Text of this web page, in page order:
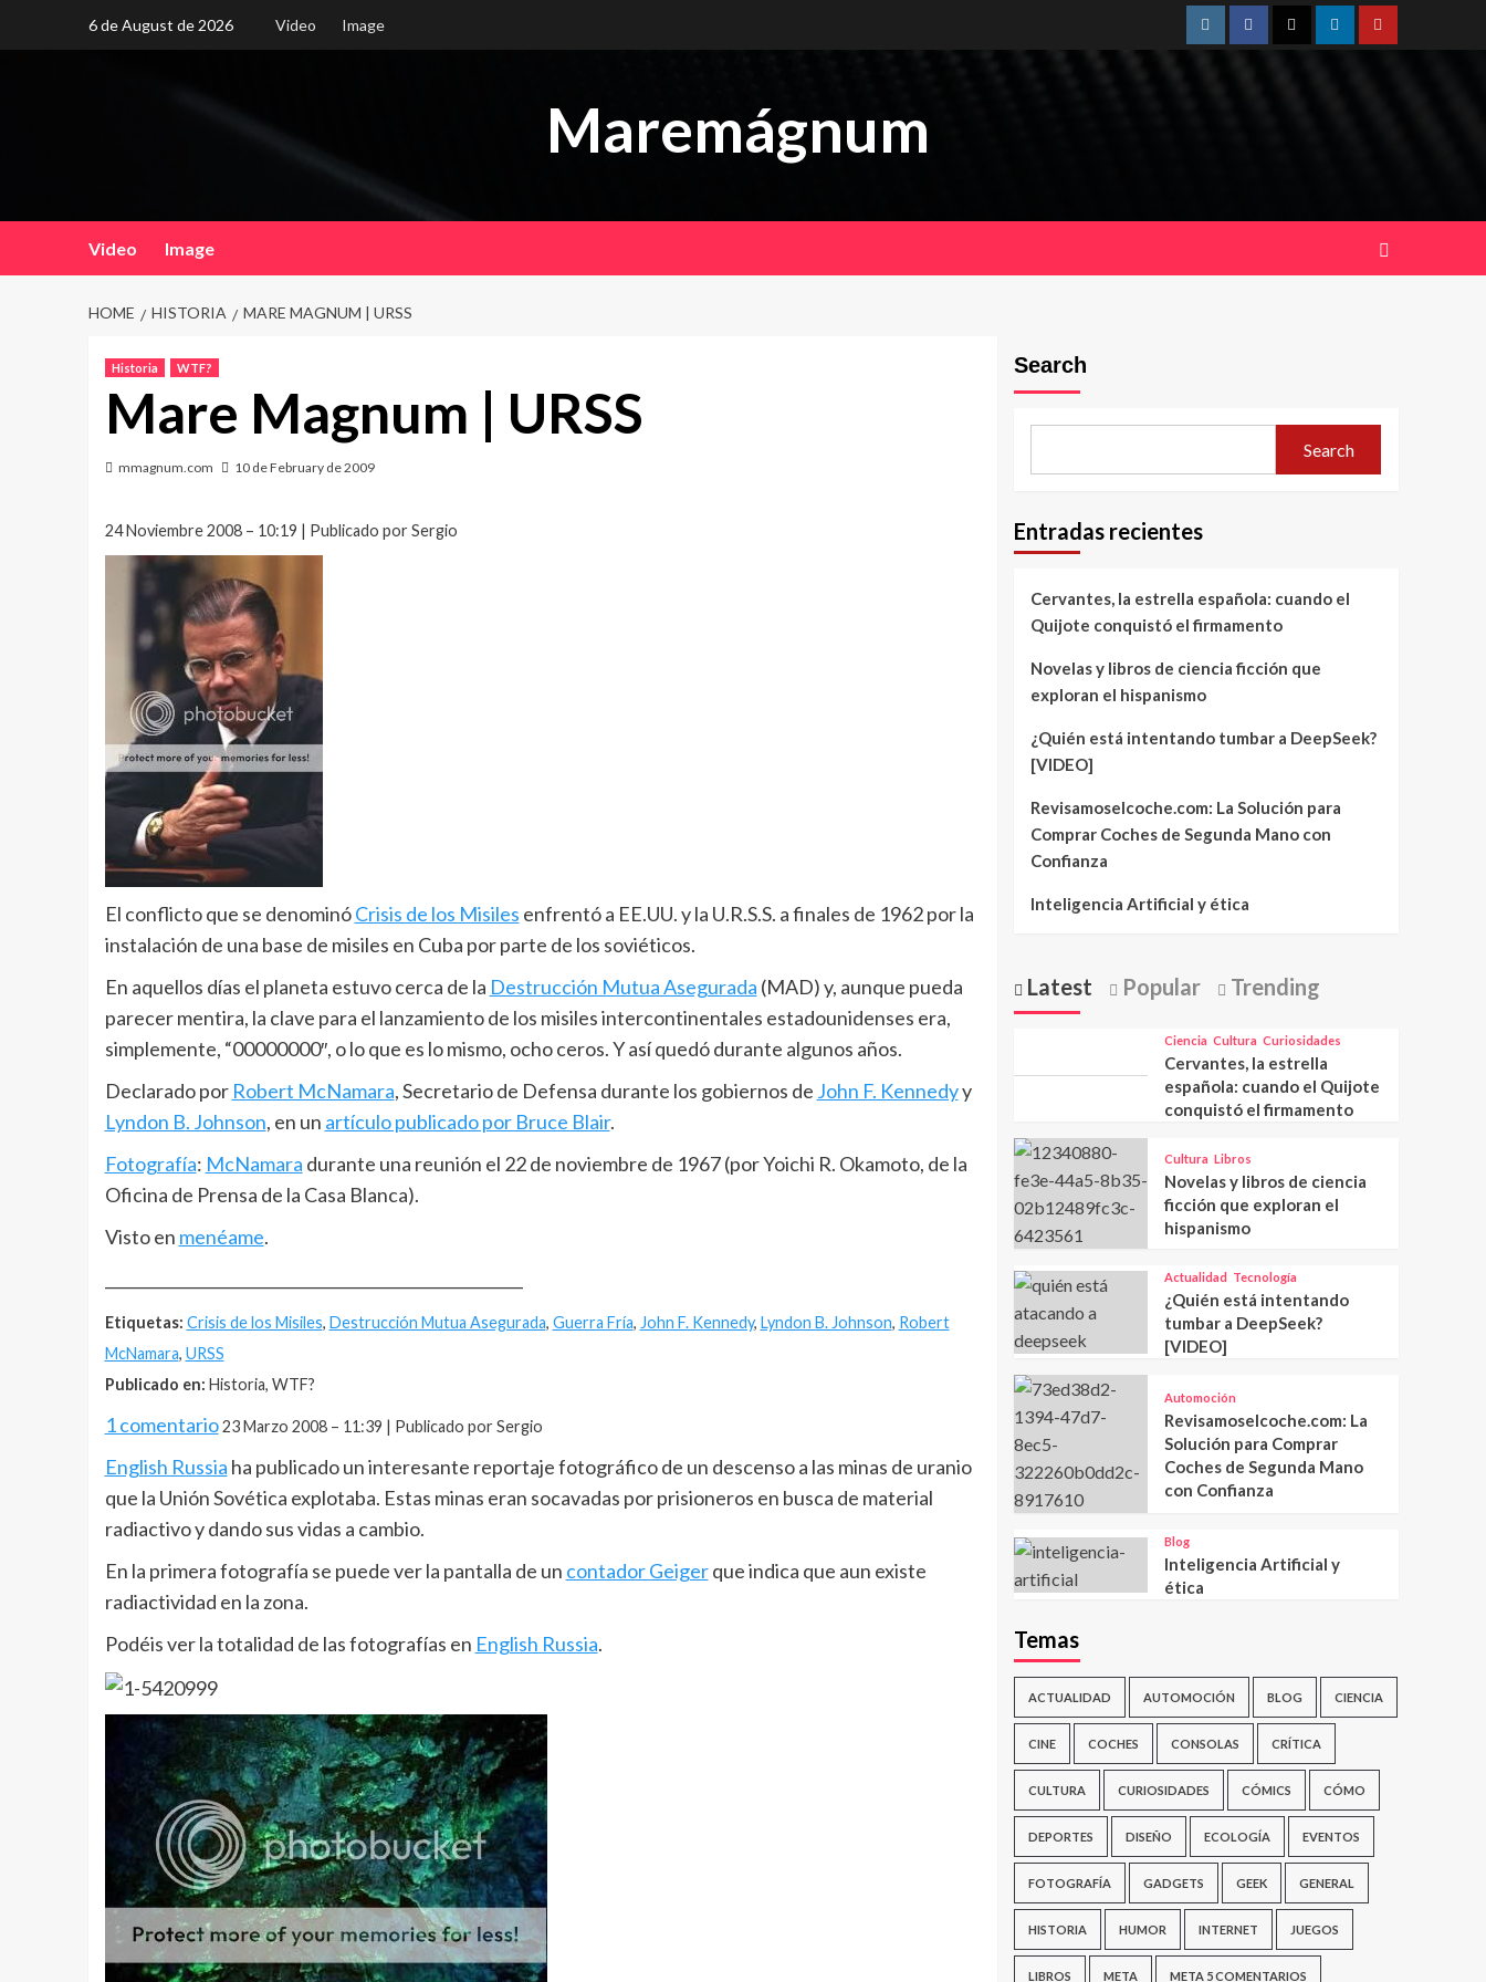
6 de August de 2026 Video Image
InstagramFacebookTwitterLinkedinYoutube
Maremágnum
Video Image
HOME HISTORIA MARE MAGNUM | URSS
Historia WTF?
Mare Magnum | URSS
mmagnum.com 10 de February de 2009
24 Noviembre 2008 – 10:19 | Publicado por Sergio
El conflicto que se denominóCrisis de los Misiles enfrentó a EE.UU. y la U.R.S.S. a finales de 1962 por la
instalación de una base de misiles en Cuba por parte de los soviéticos.
En aquellos días el planeta estuvo cerca de la Destrucción Mutua Asegurada (MAD) y, aunque pueda
parecer mentira, la clave para el lanzamiento de los misiles intercontinentales estadounidenses era,
simplemente, “00000000″, o lo que es lo mismo, ocho ceros. Y así quedó durante algunos años.
Declarado por Robert McNamara, Secretario de Defensa durante los gobiernos de John F. Kennedyy
Lyndon B. Johnson, en un artículo publicado por Bruce Blair.
Fotografía: McNamara durante una reunión el 22 de noviembre de 1967 (por Yoichi R. Okamoto, de la
Oficina de Prensa de la Casa Blanca).
Visto en menéame.
Etiquetas: Crisis de los Misiles, Destrucción Mutua Asegurada, Guerra Fría, John F. Kennedy, Lyndon B. Johnson, Robert
McNamara, URSS
Publicado en: Historia, WTF?
1 comentario 23 Marzo 2008 – 11:39 | Publicado por Sergio
English Russia ha publicado un interesante reportaje fotográfico de un descenso a las minas de uranio
que la Unión Sovética explotaba. Estas minas eran socavadas por prisioneros en busca de material
radiactivo y dando sus vidas a cambio.
En la primera fotografía se puede ver la pantalla de un contador Geigerque indica que aun existe
radiactividad en la zona.
Podéis ver la totalidad de las fotografías en English Russia.
Search
Search
Entradas recientes
Cervantes, la estrella española: cuando el
Quijote conquistó el firmamento
Novelas y libros de ciencia ficción que
exploran el hispanismo
¿Quién está intentando tumbar a DeepSeek?
[VIDEO]
Revisamoselcoche.com: La Solución para
Comprar Coches de Segunda Mano con
Confianza
Inteligencia Artificial y ética
Latest Popular Trending
Ciencia Cultura Curiosidades
Cervantes, la estrella
española: cuando el Quijote
conquistó el firmamento
Cultura Libros
Novelas y libros de ciencia
ficción que exploran el
hispanismo
Actualidad Tecnología
¿Quién está intentando
tumbar a DeepSeek?
[VIDEO]
Automoción
Revisamoselcoche.com: La
Solución para Comprar
Coches de Segunda Mano
con Confianza
Blog
Inteligencia Artificial y
ética
Temas
ACTUALIDAD AUTOMOCIÓN BLOG CIENCIA
CINE COCHES CONSOLAS CRÍTICA
CULTURA CURIOSIDADES CÓMICS CÓMO
DEPORTES DISEÑO ECOLOGÍA EVENTOS
FOTOGRAFÍA GADGETS GEEK GENERAL
HISTORIA HUMOR INTERNET JUEGOS
LIBROS META META 5 COMENTARIOS